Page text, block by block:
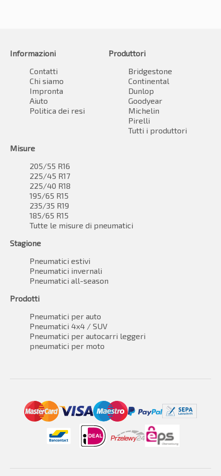
Informazioni
Contatti
Chi siamo
Impronta
Aiuto
Politica dei resi
Produttori
Bridgestone
Continental
Dunlop
Goodyear
Michelin
Pirelli
Tutti i produttori
Misure
205/55 R16
225/45 R17
225/40 R18
195/65 R15
235/35 R19
185/65 R15
Tutte le misure di pneumatici
Stagione
Pneumatici estivi
Pneumatici invernali
Pneumatici all-season
Prodotti
Pneumatici per auto
Pneumatici 4x4 / SUV
Pneumatici per autocarri leggeri
pneumatici per moto